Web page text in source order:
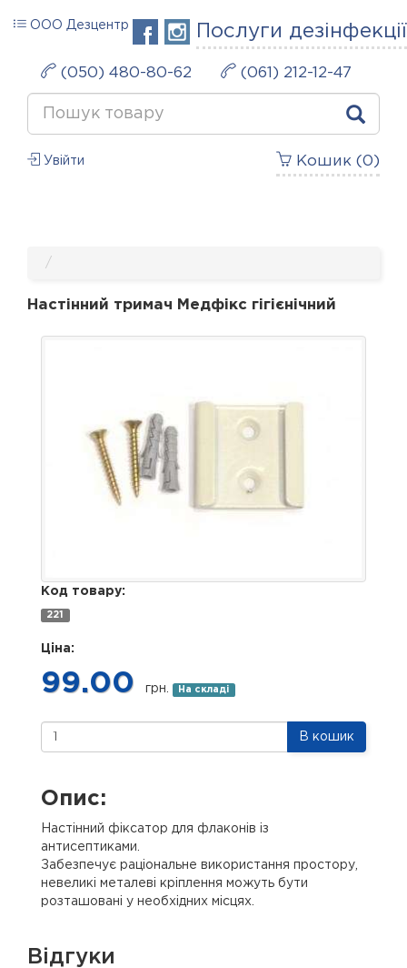
Послуги дезінфекції
ООО Дезцентр
(050) 480-80-62 (061) 212-12-47
Кошик ( 0 )
Увійти
Настінний тримач Медфікс гігієнічний
Код товару:
221
Ціна:
99.00 грн. На складі
В кошик
Опис:
Настінний фіксатор для флаконів із
антисептиками.
Забезпечує раціональне використання простору,
невеликі металеві кріплення можуть бути
розташовані у необхідних місцях.
Відгуки